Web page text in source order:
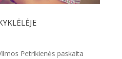
Petrikienės paskaita